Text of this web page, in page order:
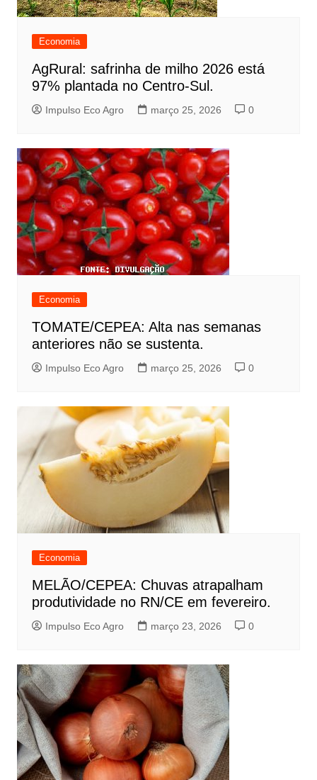
Economia
AgRural: safrinha de milho 2026 está
97% plantada no Centro-Sul.
Impulso Eco Agro março 25, 2026 0
Economia
TOMATE/CEPEA: Alta nas semanas
anteriores não se sustenta.
Impulso Eco Agro março 25, 2026 0
Economia
MELÃO/CEPEA: Chuvas atrapalham
produtividade no RN/CE em fevereiro.
Impulso Eco Agro março 23, 2026 0